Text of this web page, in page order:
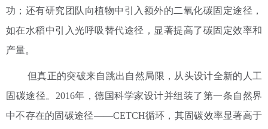
功；还有研究团队向植物中引入额外的二氧化碳固定途径，
如在水稻中引入光呼吸替代途径，显著提高了碳固定效率和
产量。
但真正的突破来自跳出自然局限，从头设计全新的人工
固碳途径。2016年，德国科学家设计并组装了第一条自然界
中不存在的固碳途径——CETCH循环，其固碳效率显著高于